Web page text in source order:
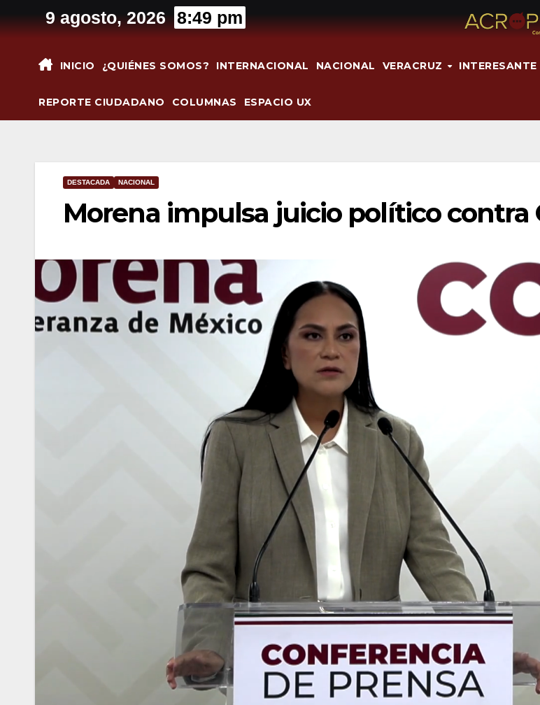
al
9 agosto, 2026 8:49 pm
INICIO ¿QUIÉNES SOMOS? INTERNACIONAL NACIONAL VERACRUZ INTERESANTE
REPORTE CIUDADANO COLUMNAS ESPACIO UX
DESTACADA NACIONAL
Morena impulsa juicio político contra